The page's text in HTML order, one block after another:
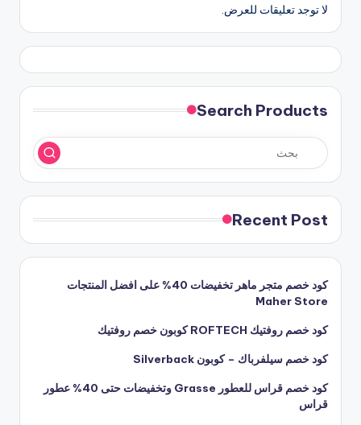
لا توجد تعليقات للعرض.
Search Products
Recent Post
كود خصم متجر ماهر تخفيضات 40% على افضل المنتجات
Maher Store
كود خصم روفتيك ROFTECH كوبون خصم روفتيك
كود خصم سيلفرباك – كوبون Silverback
كود خصم قراس للعطور Grasse وتخفيضات حتى 40% عطور
قراس